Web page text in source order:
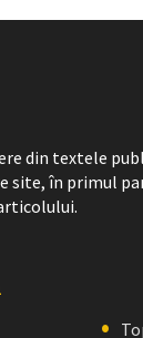
din textele
în primul